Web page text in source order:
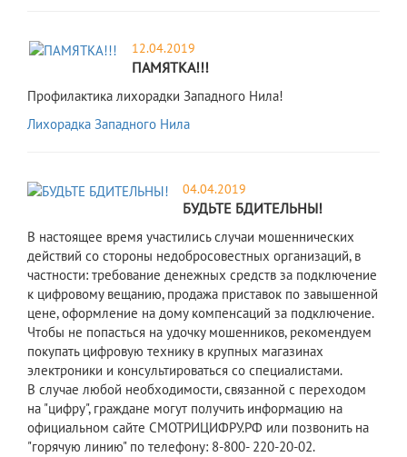
12.04.2019
ПАМЯТКА!!!
Профилактика лихорадки Западного Нила!
Лихорадка Западного Нила
04.04.2019
БУДЬТЕ БДИТЕЛЬНЫ!
В настоящее время участились случаи мошеннических
действий со стороны недобросовестных организаций, в
частности: требование денежных средств за подключение
к цифровому вещанию, продажа приставок по завышенной
цене, оформление на дому компенсаций за подключение.
Чтобы не попасться на удочку мошенников, рекомендуем
покупать цифровую технику в крупных магазинах
электроники и консультироваться со специалистами.
В случае любой необходимости, связанной с переходом
на "цифру", граждане могут получить информацию на
официальном сайте СМОТРИЦИФРУ.РФ или позвонить на
"горячую линию" по телефону: 8-800- 220-20-02.